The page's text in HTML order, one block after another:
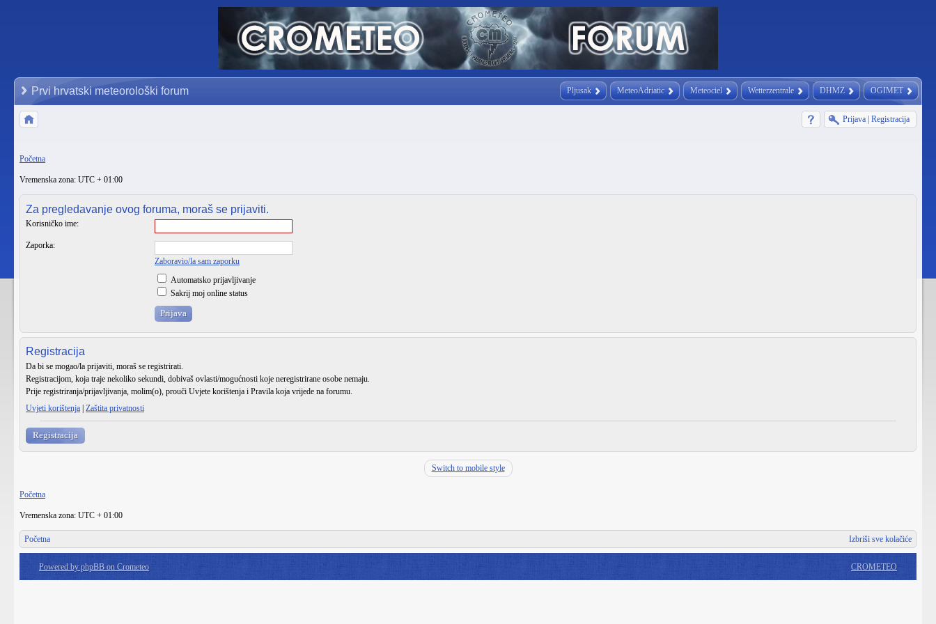
Pljusak MeteoAdriatic Meteociel Wetterzentrale DHMZ OGIMET
Prvi hrvatski meteorološki forum
Prijava Registracija
Početna
Vremenska zona: UTC + 01:00
Za pregledavanje ovog foruma, moraš se prijaviti.
Korisničko ime:
Zaporka:
Zaboravio/la sam zaporku
Automatsko prijavljivanje
Sakrij moj online status
Registracija
Da bi se mogao/la prijaviti, moraš se registrirati.
Registracijom, koja traje nekoliko sekundi, dobivaš ovlasti/mogućnosti koje neregistrirane osobe nemaju.
Prije registriranja/prijavljivanja, molim(o), prouči Uvjete korištenja i Pravila koja vrijede na forumu.
Uvjeti korištenja Zaštita privatnosti
Registracija
Switch to mobile style
Početna
Vremenska zona: UTC + 01:00
Početna Izbriši sve kolačiće
Powered by phpBB on Crometeo CROMETEO